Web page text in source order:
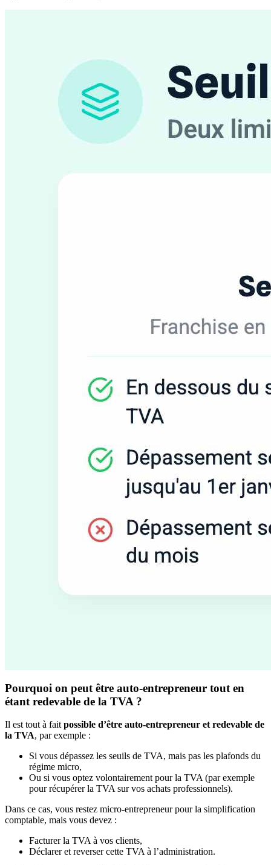
Pourquoi on peut être auto-entrepreneur tout en
étant redevable de la TVA ?
Il est tout à fait possible d’être auto-entrepreneur et redevable de
la TVA, par exemple :
Si vous dépassez les seuils de TVA, mais pas les plafonds du
régime micro,
Ou si vous optez volontairement pour la TVA (par exemple
pour récupérer la TVA sur vos achats professionnels).
Dans ce cas, vous restez micro-entrepreneur pour la simplification
comptable, mais vous devez :
Facturer la TVA à vos clients,
Déclarer et reverser cette TVA à l’administration.